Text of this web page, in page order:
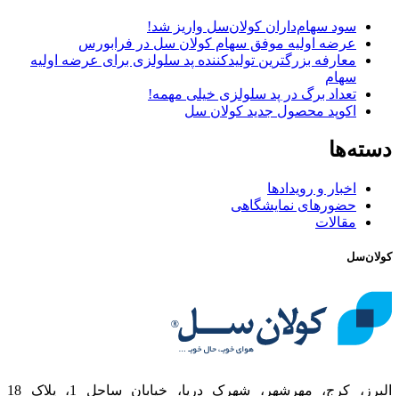
سود سهام‌داران کولان‌سل واریز شد!
عرضه اولیه موفق سهام کولان سل در فرابورس
معارفه بزرگترین تولیدکننده پد سلولزی برای عرضه اولیه
سهام
تعداد برگ در پد سلولزی خیلی مهمه!
اکوپد محصول جدید کولان‌ سل
دسته‌ها
اخبار و رویدادها
حضورهای نمایشگاهی
مقالات
کولان‌سل
البرز، کرج، مهرشهر، شهرک دریا، خیابان ساحل 1، پلاک 18